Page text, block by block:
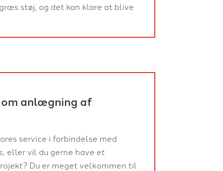
støj, og det kan klare at blive
anlægning af
service i forbindelse med
eller vil du gerne have et
Du er meget velkommen til